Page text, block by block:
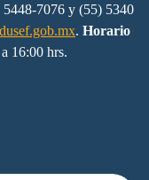
7076 y (55) 5340
. Horario
16:00 hrs.